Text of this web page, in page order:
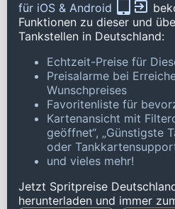
für iOS & Android
Funktionen zu dieser und
Tankstellen in Deutschland:
Echtzeit-Preise für
Preisalarme bei
Wunschpreises
Favoritenliste für
Kartenansicht mit
geöffnet“, „Günstigste
oder
und vieles mehr!
Jetzt Spritpreise
herunterladen und immer